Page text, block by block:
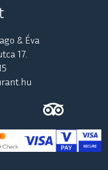
& Éva
17.